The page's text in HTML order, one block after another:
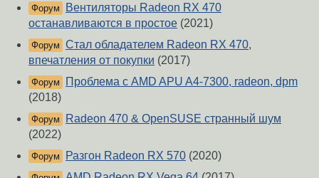
Форум
Вентиляторы Radeon RX 470
останавливаются в простое (2021)
Форум Стал обладателем Radeon RX 470,
впечатления от покупки (2017)
Форум
Проблема с AMD APU A4-7300, radeon, dpm
(2018)
Форум
Radeon 470 & OpenSUSE странный шум
(2022)
Форум Разгон Radeon RX 570 (2020)